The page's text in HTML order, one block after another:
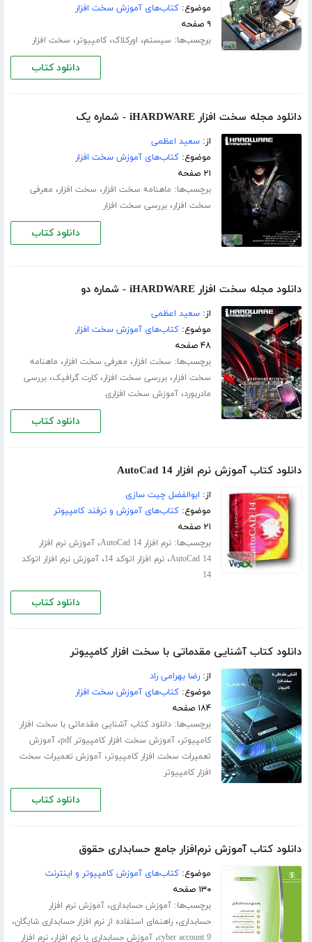
موضوع:کتاب‌های آموزش سخت افزار
۹ صفحه
برچسب‌ها: سیستم، اورکلاک،کامپیوتر، سخت افزار
دانلود کتاب
دانلود مجله سخت افزار iHARDWARE - شماره یک
از:سعید اعظمی
موضوع:کتاب‌های آموزش سخت افزار
۲۱ صفحه
برچسب‌ها: ماهنامه سخت افزار، سخت افزار، معرفی
سخت افزار،بررسی سخت افزار
دانلود کتاب
دانلود مجله سخت افزار iHARDWARE - شماره دو
از:سعید اعظمی
موضوع:کتاب‌های آموزش سخت افزار
۴۸ صفحه
برچسب‌ها: سخت افزار، معرفی سخت افزار، ماهنامه
سخت افزار،بررسی سخت افزار،کارت گرافیک،بررسی
مادربورد،آموزش سخت افزاری
دانلود کتاب
دانلود کتاب آموزش نرم افزار AutoCad 14
از: ابوالفضل چیت سازی
موضوع:کتاب‌های آموزش و ترفند کامپیوتر
۲۱ صفحه
برچسب‌ها:نرم افزار AutoCad 14 ،آموزش نرم افزار
AutoCad 14،نرم افزار اتوکد 14 ،آموزش نرم افزار اتوکد
14
دانلود کتاب
دانلود کتاب آشنایی مقدماتی با سخت افزار کامپیوتر
از:رضا بهرامی راد
موضوع:کتاب‌های آموزش سخت افزار
۱۸۴ صفحه
برچسب‌ها:دانلود کتاب آشنایی مقدماتی با سخت افزار
کامپیوتر،آموزش سخت افزار کامپیوتر pdf ،آموزش
تعمیرات سخت افزار کامپیوتر،آموزش تعمیرات سخت
افزار کامپیوتر
دانلود کتاب
دانلود کتاب آموزش نرم‌افزار جامع حسابداری حقوق
موضوع:کتاب‌های آموزش کامپیوتر و اینترنت
۱۳۰ صفحه
برچسب‌ها:آموزش حسابداری،آموزش نرم افزار
حسابداری،راهنمای استفاده از نرم افزار حسابداری شایگان،
cyber account 9،آموزش حسابداری با نرم افزار،نرم افزار